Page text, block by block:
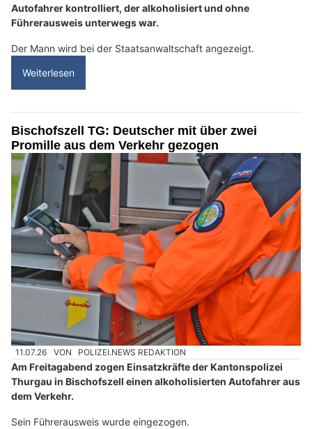
Autofahrer kontrolliert, der alkoholisiert und ohne
Führerausweis unterwegs war.
Der Mann wird bei der Staatsanwaltschaft angezeigt.
Weiterlesen
Bischofszell TG: Deutscher mit über zwei
Promille aus dem Verkehr gezogen
11.07.26 VON POLIZEI.NEWS REDAKTION
Am Freitagabend zogen Einsatzkräfte der Kantonspolizei
Thurgau in Bischofszell einen alkoholisierten Autofahrer aus
dem Verkehr.
Sein Führerausweis wurde eingezogen.